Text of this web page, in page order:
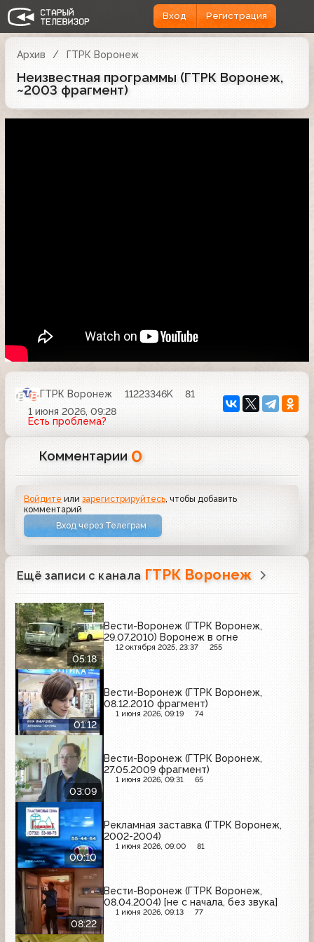
Вход Регистрация
Архив ГТРК Воронеж
Неизвестная программы (ГТРК Воронеж,
~2003 фрагмент)
ГТРК Воронеж 11223346K
81
1 июня 2026, 09:28
Есть проблема?
Комментарии 0
Войдите илизарегистрируйтесь , чтобы добавить
комментарий
Вход через Телеграм
Ещё записи с канала ГТРК Воронеж
05:18
Вести-Воронеж (ГТРК Воронеж,
29.07.2010) Воронеж в огне
12 октября 2025, 23:37 255
01:12
Вести-Воронеж (ГТРК Воронеж,
08.12.2010 фрагмент)
1 июня 2026, 09:19 74
03:09
Вести-Воронеж (ГТРК Воронеж,
27.05.2009 фрагмент)
1 июня 2026, 09:31 65
00:10
Рекламная заставка (ГТРК Воронеж,
2002-2004)
1 июня 2026, 09:00 81
08:22
Вести-Воронеж (ГТРК Воронеж,
08.04.2004) [не с начала, без звука]
1 июня 2026, 09:13 77